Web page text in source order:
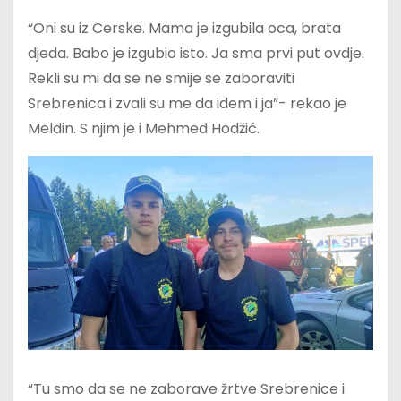
“Oni su iz Cerske. Mama je izgubila oca, brata
djeda. Babo je izgubio isto. Ja sma prvi put ovdje.
Rekli su mi da se ne smije se zaboraviti
Srebrenica i zvali su me da idem i ja”- rekao je
Meldin. S njim je i Mehmed Hodžić.
“Tu smo da se ne zaborave žrtve Srebrenice i